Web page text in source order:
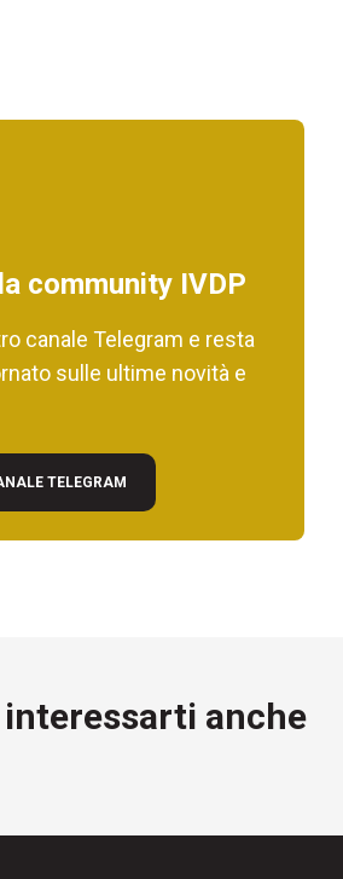
community IVDP
canale Telegram e resta
sulle ultime novità e
TELEGRAM
anche